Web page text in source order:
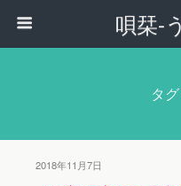
唄栞-
タ
2018年11月7日